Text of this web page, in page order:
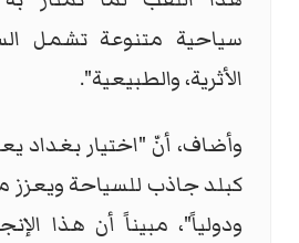
سياحية متنوعة تشمل
الأثرية، والطبيعية".
وأضاف، أنّ "اختيار بغداد
كبلد جاذب للسياحة ويعزز
ودولياً"، مبيناً أن هذا